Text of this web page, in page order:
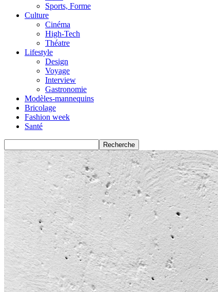
Sports, Forme
Culture
Cinéma
High-Tech
Théatre
Lifestyle
Design
Voyage
Interview
Gastronomie
Modèles-mannequins
Bricolage
Fashion week
Santé